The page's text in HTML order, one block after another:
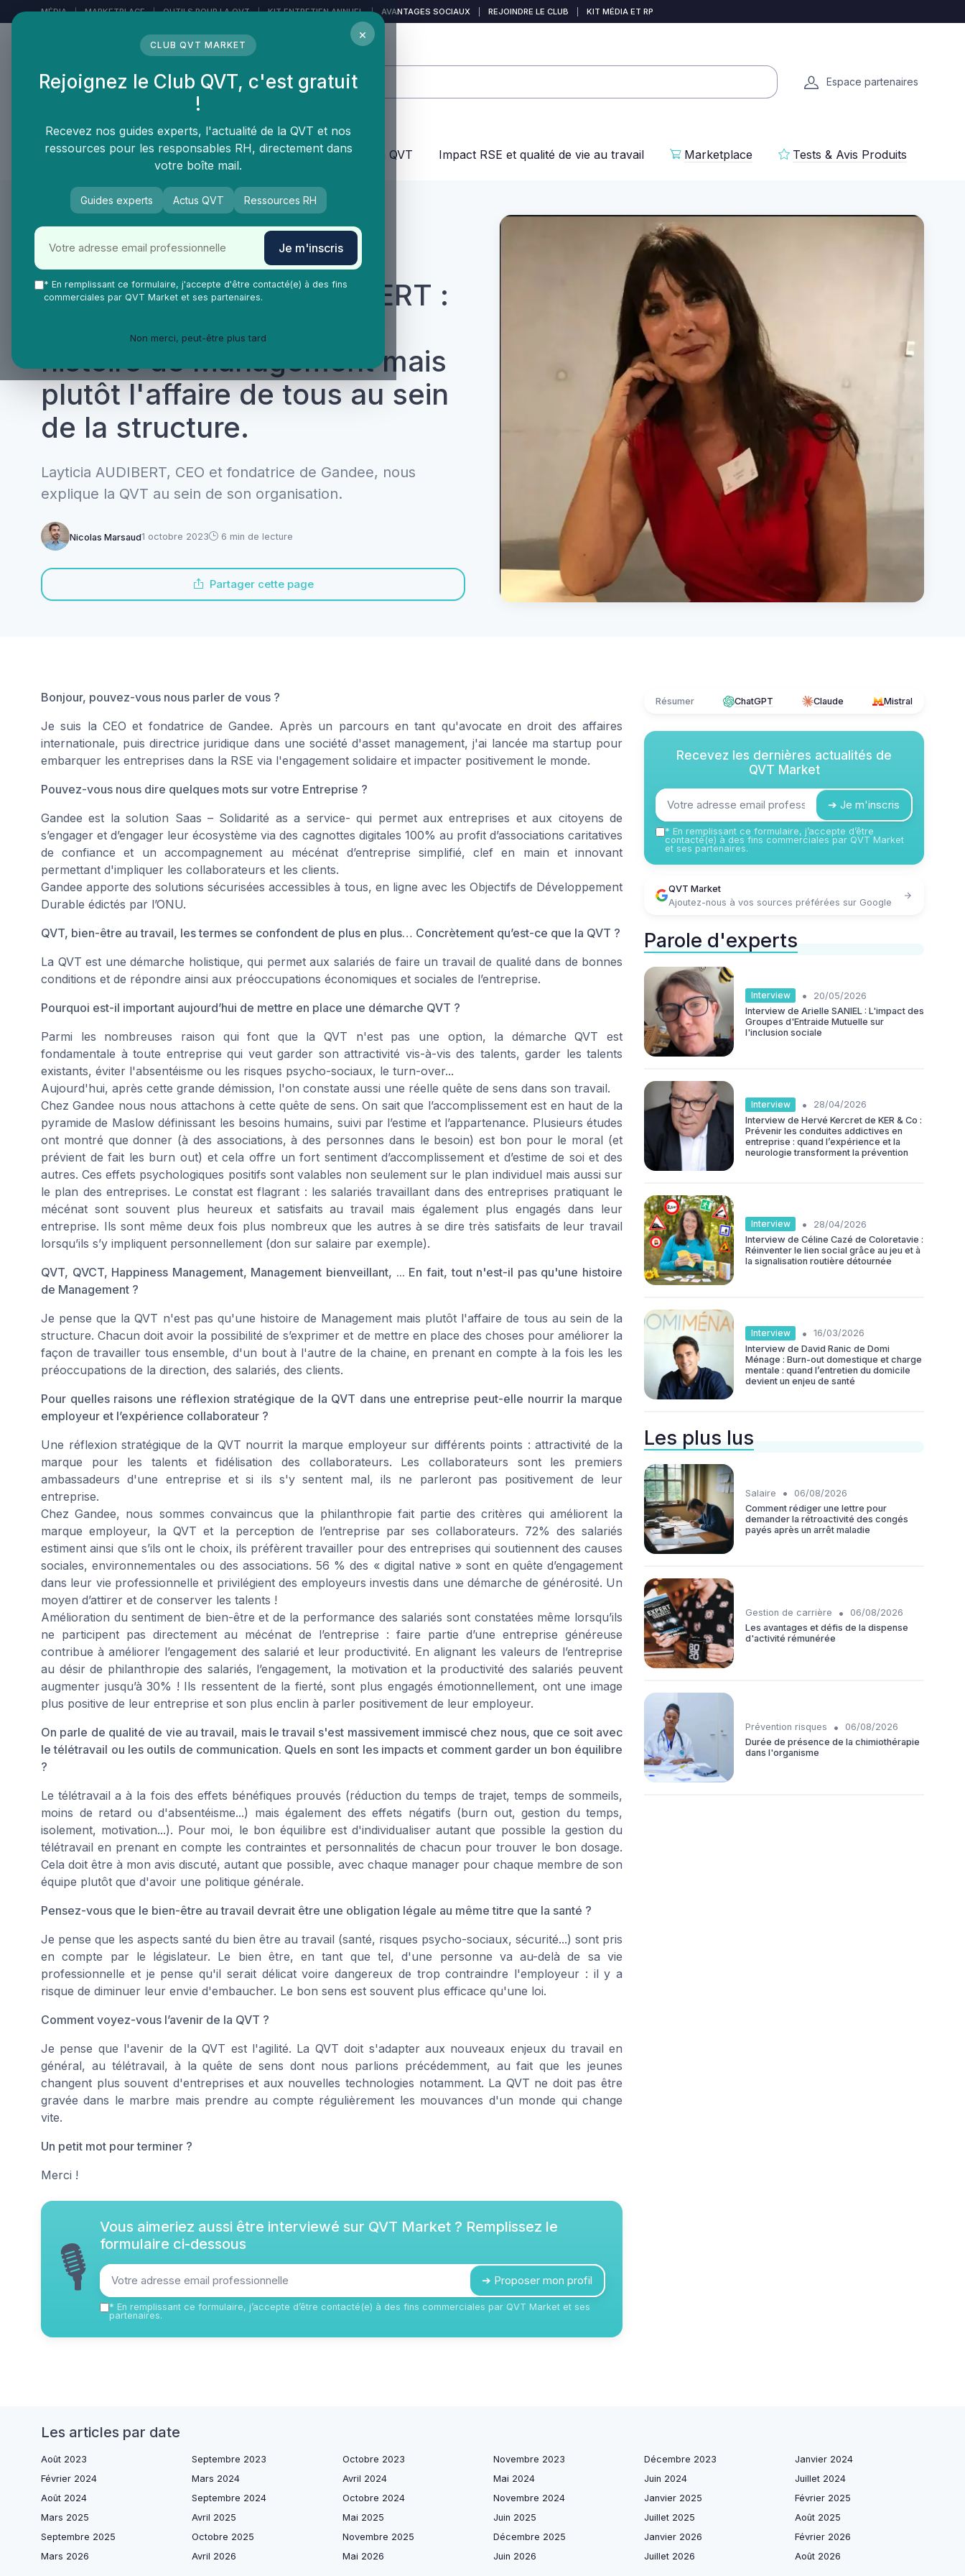
MÉDIA | MARKETPLACE | OUTILS POUR LA QVT | KIT ENTRETIEN ANNUEL | AVANTAGES SOCIAUX REJOINDRE LE CLUB KIT MÉDIA ET RP
LE MÉDIA DES
Espace partenaires
Vie Ma Vie dans la QVT Tendances QVT Enjeux dans la QVT Impact RSE et qualité de vie au travail Marketplace Tests & Avis Produits
Interview Layticia AUDIBERT :
la QVT n'est pas qu'une
histoire de Management mais
plutôt l'affaire de tous au sein
de la structure.
Layticia AUDIBERT, CEO et fondatrice de Gandee, nous
explique la QVT au sein de son organisation.
Nicolas Marsaud1 octobre 2023 6 min de lecture
Partager cette page
Bonjour, pouvez-vous nous parler de vous ?
Je suis la CEO et fondatrice de Gandee. Après un parcours en tant qu'avocate en droit des affaires
internationale, puis directrice juridique dans une société d'asset management, j'ai lancée ma startup pour
embarquer les entreprises dans la RSE via l'engagement solidaire et impacter positivement le monde.
Pouvez-vous nous dire quelques mots sur votre Entreprise ?
Gandee est la solution Saas – Solidarité as a service- qui permet aux entreprises et aux citoyens de
s’engager et d’engager leur écosystème via des cagnottes digitales 100% au profit d’associations caritatives
de confiance et un accompagnement au mécénat d’entreprise simplifié, clef en main et innovant
permettant d'impliquer les collaborateurs et les clients.
Gandee apporte des solutions sécurisées accessibles à tous, en ligne avec les Objectifs de Développement
Durable édictés par l’ONU.
QVT, bien-être au travail, les termes se confondent de plus en plus… Concrètement qu’est-ce que la QVT ?
La QVT est une démarche holistique, qui permet aux salariés de faire un travail de qualité dans de bonnes
conditions et de répondre ainsi aux préoccupations économiques et sociales de l’entreprise.
Pourquoi est-il important aujourd’hui de mettre en place une démarche QVT ?
Parmi les nombreuses raison qui font que la QVT n'est pas une option, la démarche QVT est
fondamentale à toute entreprise qui veut garder son attractivité vis-à-vis des talents, garder les talents
existants, éviter l'absentéisme ou les risques psycho-sociaux, le turn-over...
Aujourd'hui, après cette grande démission, l'on constate aussi une réelle quête de sens dans son travail.
Chez Gandee nous nous attachons à cette quête de sens. On sait que l’accomplissement est en haut de la
pyramide de Maslow définissant les besoins humains, suivi par l’estime et l’appartenance. Plusieurs études
ont montré que donner (à des associations, à des personnes dans le besoin) est bon pour le moral (et
prévient de fait les burn out) et cela offre un fort sentiment d’accomplissement et d’estime de soi et des
autres. Ces effets psychologiques positifs sont valables non seulement sur le plan individuel mais aussi sur
le plan des entreprises. Le constat est flagrant : les salariés travaillant dans des entreprises pratiquant le
mécénat sont souvent plus heureux et satisfaits au travail mais également plus engagés dans leur
entreprise. Ils sont même deux fois plus nombreux que les autres à se dire très satisfaits de leur travail
lorsqu’ils s’y impliquent personnellement (don sur salaire par exemple).
QVT, QVCT, Happiness Management, Management bienveillant, ... En fait, tout n'est-il pas qu'une histoire
de Management ?
Je pense que la QVT n'est pas qu'une histoire de Management mais plutôt l'affaire de tous au sein de la
structure. Chacun doit avoir la possibilité de s’exprimer et de mettre en place des choses pour améliorer la
façon de travailler tous ensemble, d'un bout à l'autre de la chaine, en prenant en compte à la fois les les
préoccupations de la direction, des salariés, des clients.
Pour quelles raisons une réflexion stratégique de la QVT dans une entreprise peut-elle nourrir la marque
employeur et l’expérience collaborateur ?
Une réflexion stratégique de la QVT nourrit la marque employeur sur différents points : attractivité de la
marque pour les talents et fidélisation des collaborateurs. Les collaborateurs sont les premiers
ambassadeurs d'une entreprise et si ils s'y sentent mal, ils ne parleront pas positivement de leur
entreprise.
Chez Gandee, nous sommes convaincus que la philanthropie fait partie des critères qui améliorent la
marque employeur, la QVT et la perception de l’entreprise par ses collaborateurs. 72% des salariés
estiment ainsi que s’ils ont le choix, ils préfèrent travailler pour des entreprises qui soutiennent des causes
sociales, environnementales ou des associations. 56 % des « digital native » sont en quête d’engagement
dans leur vie professionnelle et privilégient des employeurs investis dans une démarche de générosité. Un
moyen d’attirer et de conserver les talents !
Amélioration du sentiment de bien-être et de la performance des salariés sont constatées même lorsqu’ils
ne participent pas directement au mécénat de l’entreprise : faire partie d’une entreprise généreuse
contribue à améliorer l’engagement des salarié et leur productivité. En alignant les valeurs de l’entreprise
au désir de philanthropie des salariés, l’engagement, la motivation et la productivité des salariés peuvent
augmenter jusqu’à 30% ! Ils ressentent de la fierté, sont plus engagés émotionnellement, ont une image
plus positive de leur entreprise et son plus enclin à parler positivement de leur employeur.
On parle de qualité de vie au travail, mais le travail s'est massivement immiscé chez nous, que ce soit avec
le télétravail ou les outils de communication. Quels en sont les impacts et comment garder un bon équilibre
?
Le télétravail a à la fois des effets bénéfiques prouvés (réduction du temps de trajet, temps de sommeils,
moins de retard ou d'absentéisme...) mais également des effets négatifs (burn out, gestion du temps,
isolement, motivation...). Pour moi, le bon équilibre est d'individualiser autant que possible la gestion du
télétravail en prenant en compte les contraintes et personnalités de chacun pour trouver le bon dosage.
Cela doit être à mon avis discuté, autant que possible, avec chaque manager pour chaque membre de son
équipe plutôt que d'avoir une politique générale.
Pensez-vous que le bien-être au travail devrait être une obligation légale au même titre que la santé ?
Je pense que les aspects santé du bien être au travail (santé, risques psycho-sociaux, sécurité...) sont pris
en compte par le législateur. Le bien être, en tant que tel, d'une personne va au-delà de sa vie
professionnelle et je pense qu'il serait délicat voire dangereux de trop contraindre l'employeur : il y a
risque de diminuer leur envie d'embaucher. Le bon sens est souvent plus efficace qu'une loi.
Comment voyez-vous l’avenir de la QVT ?
Je pense que l'avenir de la QVT est l'agilité. La QVT doit s'adapter aux nouveaux enjeux du travail en
général, au télétravail, à la quête de sens dont nous parlions précédemment, au fait que les jeunes
changent plus souvent d'entreprises et aux nouvelles technologies notamment. La QVT ne doit pas être
gravée dans le marbre mais prendre au compte régulièrement les mouvances d'un monde qui change
vite.
Un petit mot pour terminer ?
Merci !
🎙
Vous aimeriez aussi être interviewé sur QVT Market ? Remplissez le
formulaire ci-dessous
➔ Proposer mon profil
* En remplissant ce formulaire, j’accepte d’être contacté(e) à des fins commerciales par QVT Market et ses
partenaires.
Résumer ChatGPT Claude Mistral
Recevez les dernières actualités de
QVT Market
➔ Je m'inscris
* En remplissant ce formulaire, j’accepte d’être
contacté(e) à des fins commerciales par QVT Market
et ses partenaires.
QVT Market
Ajoutez-nous à vos sources préférées sur Google
Parole d'experts
Interview •
20/05/2026
Interview de Arielle SANIEL : L'impact des
Groupes d'Entraide Mutuelle sur
l'inclusion sociale
Interview •
28/04/2026
Interview de Hervé Kercret de KER & Co :
Prévenir les conduites addictives en
entreprise : quand l’expérience et la
neurologie transforment la prévention
Interview •
28/04/2026
Interview de Céline Cazé de Coloretavie :
Réinventer le lien social grâce au jeu et à
la signalisation routière détournée
Interview •
16/03/2026
Interview de David Ranic de Domi
Ménage : Burn-out domestique et charge
mentale : quand l’entretien du domicile
devient un enjeu de santé
Les plus lus
Salaire •
06/08/2026
Comment rédiger une lettre pour
demander la rétroactivité des congés
payés après un arrêt maladie
Gestion de carrière •
06/08/2026
Les avantages et défis de la dispense
d'activité rémunérée
Prévention risques •
06/08/2026
Durée de présence de la chimiothérapie
dans l'organisme
Les articles par date
Août 2023 Septembre 2023 Octobre 2023 Novembre 2023 Décembre 2023
Janvier 2024
Février 2024
Mars 2024 Avril 2024 Mai 2024 Juin 2024
Juillet 2024
Août 2024
Septembre 2024 Octobre 2024 Novembre 2024 Janvier 2025
Février 2025
Mars 2025
Avril 2025 Mai 2025 Juin 2025 Juillet 2025
Août 2025
Septembre 2025
Octobre 2025 Novembre 2025 Décembre 2025 Janvier 2026
Février 2026
Mars 2026
Avril 2026 Mai 2026 Juin 2026 Juillet 2026 Août 2026
×
CLUB QVT MARKET
Rejoignez le Club QVT, c'est gratuit
!
Recevez nos guides experts, l'actualité de la QVT et nos
ressources pour les responsables RH, directement dans
votre boîte mail.
Guides experts Actus QVT Ressources RH
Je m'inscris
* En remplissant ce formulaire, j'accepte d'être contacté(e) à des fins
commerciales par QVT Market et ses partenaires.
Non merci, peut-être plus tard
Panneau de gestion des cookies